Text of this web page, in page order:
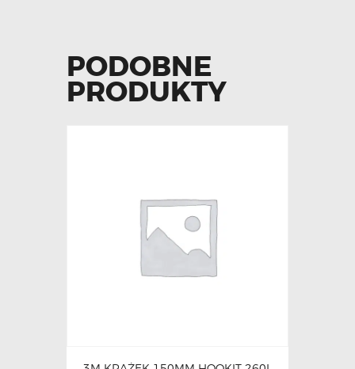
PODOBNE
PRODUKTY